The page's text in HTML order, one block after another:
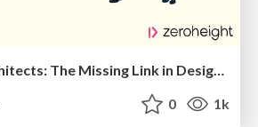
Information Architects: The Missing Link in Design Systems
0 1k